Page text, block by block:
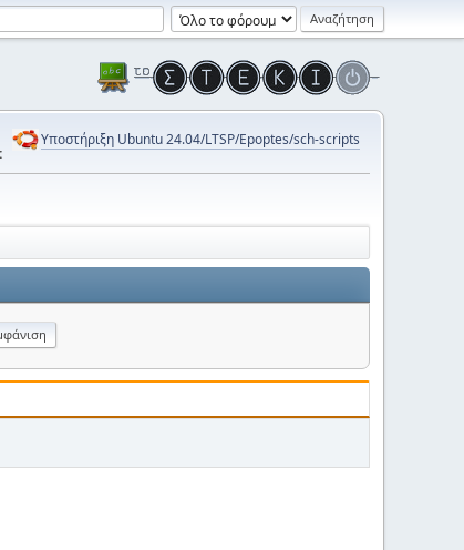
Υποστήριξη Ubuntu 24.04/LTSP/Epoptes/sch-scripts